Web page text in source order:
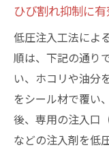
ひび割れ抑制に
低圧注入工法によ
順は、下記の通り
い、ホコリや油分
をシール材で覆い
後、専用の注入口
などの注入剤を低